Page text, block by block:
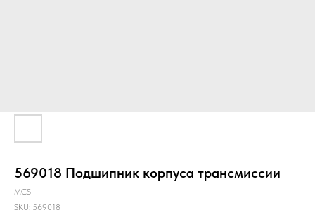
569018 Подшипник корпуса трансмиссии
MCS
SKU: 569018